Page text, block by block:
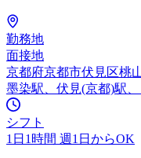
勤務地
面接地
京都府京都市伏見区桃
墨染駅、伏見(京都)駅
シフト
1日1時間 週1日からOK